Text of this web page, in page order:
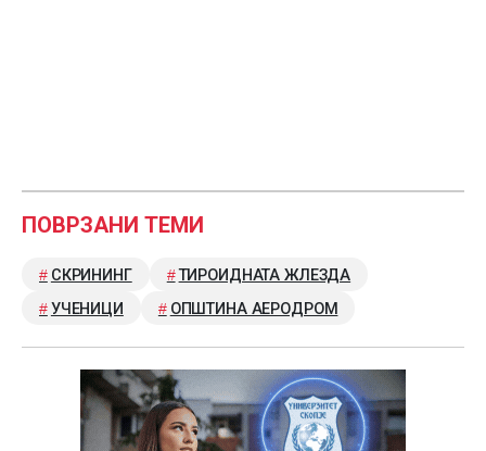
ПОВРЗАНИ ТЕМИ
СКРИНИНГ
ТИРОИДНАТА ЖЛЕЗДА
УЧЕНИЦИ
ОПШТИНА АЕРОДРОМ